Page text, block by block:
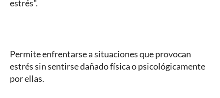
estrés".
Permite enfrentarse a situaciones que provocan
estrés sin sentirse dañado física o psicológicamente
por ellas.